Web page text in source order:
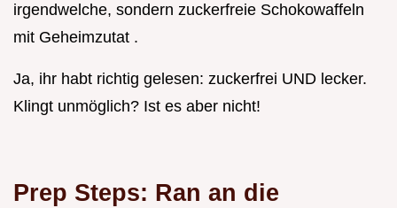
irgendwelche, sondern zuckerfreie Schokowaffeln
mit Geheimzutat .
Ja, ihr habt richtig gelesen: zuckerfrei UND lecker.
Klingt unmöglich? Ist es aber nicht!
Prep Steps: Ran an die